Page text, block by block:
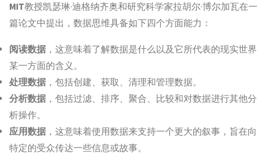
MIT教授凯瑟琳·迪格纳齐奥和研究科学家拉胡尔·博尔加瓦在一
篇论文中提出，数据思维具备如下四个方面能力：
阅读数据 ，这意味着了解数据是什么以及它所代表的现实世界
某一方面的含义。
处理数据 ，包括创建、获取、清理和管理数据。
分析数据 ，包括过滤、排序、聚合、比较和对数据进行其他分
析操作。
应用数据 ，这意味着使用数据来支持一个更大的叙事，旨在向
特定的受众传达一些信息或故事。